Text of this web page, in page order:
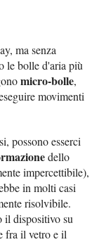
ma senza
le bolle d'aria più
micro-bolle,
movimenti
possono esserci
dello
impercettibile),
in molti casi
risolvibile.
il dispositivo su
fra il vetro e il